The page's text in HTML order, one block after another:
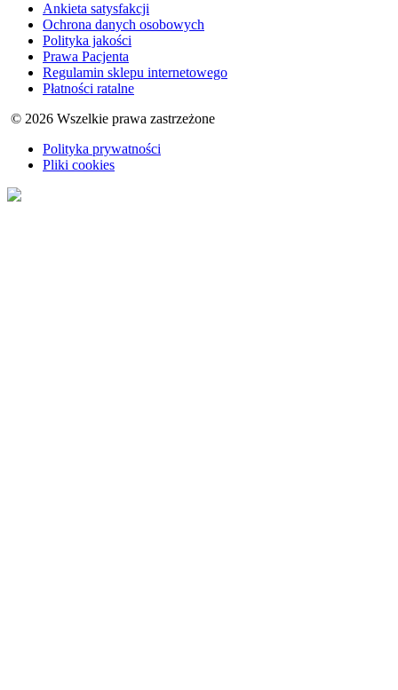
Ankieta satysfakcji
Ochrona danych osobowych
Polityka jakości
Prawa Pacjenta
Regulamin sklepu internetowego
Płatności ratalne
© 2026 Wszelkie prawa zastrzeżone
Polityka prywatności
Pliki cookies